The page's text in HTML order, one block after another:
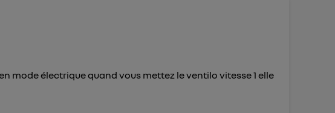
mode électrique quand vous mettez le ventilo vitesse 1 elle
sur les données